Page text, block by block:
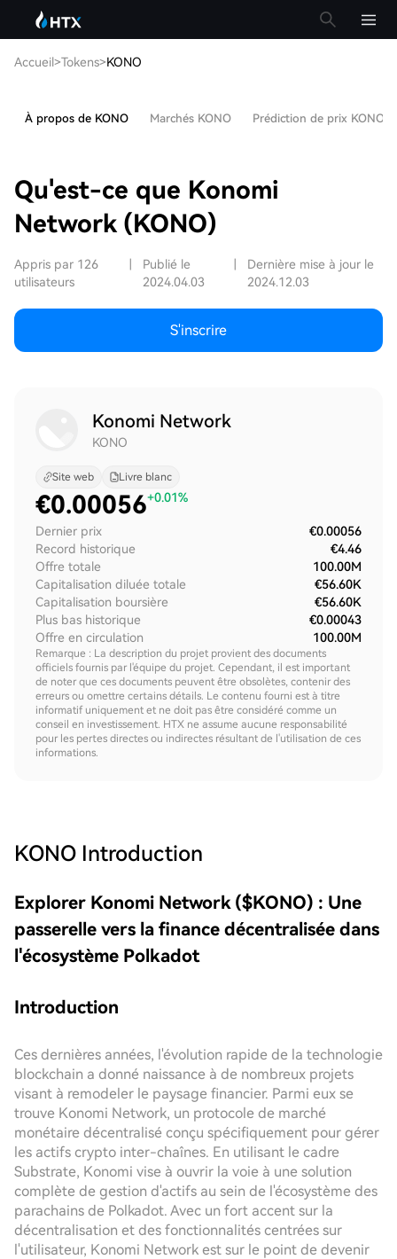
Accueil>Tokens>KONO
À propos de KONO Marchés KONO Prédiction de prix KONO
Qu'est-ce que Konomi
Network (KONO)
Appris par 126
utilisateurs
Publié le
2024.04.03
Dernière mise à jour le
2024.12.03
S'inscrire
Konomi Network
KONO
Site web Livre blanc
€0.00056+0.01%
Dernier prix
€0.00056
Record historique
€4.46
Offre totale
100.00M
Capitalisation diluée totale
€56.60K
Capitalisation boursière
€56.60K
Plus bas historique
€0.00043
Offre en circulation
100.00M
Remarque : La description du projet provient des documents
officiels fournis par l'équipe du projet. Cependant, il est important
de noter que ces documents peuvent être obsolètes, contenir des
erreurs ou omettre certains détails. Le contenu fourni est à titre
informatif uniquement et ne doit pas être considéré comme un
conseil en investissement. HTX ne assume aucune responsabilité
pour les pertes directes ou indirectes résultant de l'utilisation de ces
informations.
KONO Introduction
Explorer Konomi Network ($KONO) : Une
passerelle vers la finance décentralisée dans
l'écosystème Polkadot
Introduction
Ces dernières années, l'évolution rapide de la technologie
blockchain a donné naissance à de nombreux projets
visant à remodeler le paysage financier. Parmi eux se
trouve Konomi Network, un protocole de marché
monétaire décentralisé conçu spécifiquement pour gérer
les actifs crypto inter-chaînes. En utilisant le cadre
Substrate, Konomi vise à ouvrir la voie à une solution
complète de gestion d'actifs au sein de l'écosystème des
parachains de Polkadot. Avec un fort accent sur la
décentralisation et des fonctionnalités centrées sur
l'utilisateur, Konomi Network est sur le point de devenir